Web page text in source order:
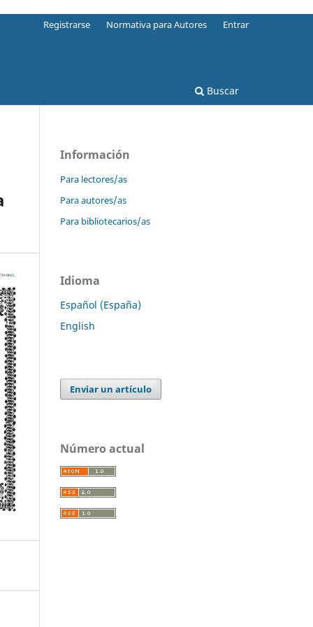
Buscar
Registrarse Normativa para Autores Entrar
Información
Para lectores/as
Para autores/as
Para bibliotecarios/as
Idioma
Español (España)
English
Enviar un artículo
Número actual